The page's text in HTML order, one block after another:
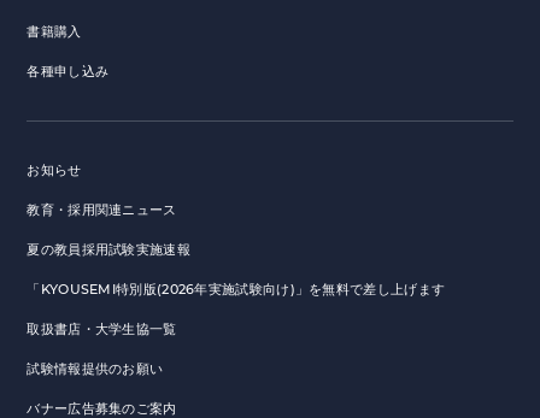
書籍購入
各種申し込み
お知らせ
教育・採用関連ニュース
夏の教員採用試験実施速報
「KYOUSEMI特別版(2026年実施試験向け)」を無料で差し上げます
取扱書店・大学生協一覧
試験情報提供のお願い
バナー広告募集のご案内